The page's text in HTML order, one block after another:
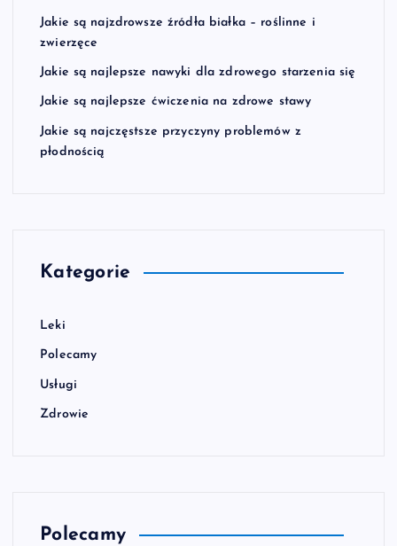
Jakie są najzdrowsze źródła białka – roślinne i
zwierzęce
Jakie są najlepsze nawyki dla zdrowego starzenia się
Jakie są najlepsze ćwiczenia na zdrowe stawy
Jakie są najczęstsze przyczyny problemów z
płodnością
Kategorie
Leki
Polecamy
Usługi
Zdrowie
Polecamy